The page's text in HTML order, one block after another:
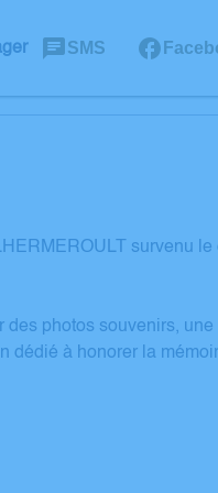
SMS
survenu
photos souvenirs,
dédié à honorer la